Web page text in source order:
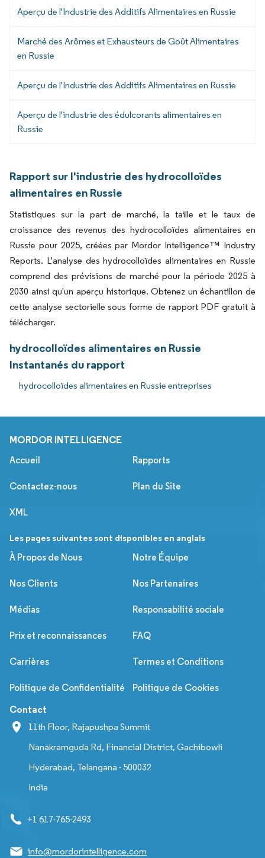
Aperçu de l'Industrie des Additifs Alimentaires en Russie
Marché des Arômes et Exhausteurs de Goût Alimentaires
en Russie
Aperçu de l'Industrie des Additifs Alimentaires en Russie
Aperçu de l'industrie des édulcorants alimentaires en
Russie
Rapport sur l'industrie des hydrocolloïdes
alimentaires en Russie
Statistiques sur la part de marché, la taille et le taux de
croissance des revenus des hydrocolloïdes alimentaires en
Russie pour 2025, créées par Mordor Intelligence™ Industry
Reports. L'analyse des hydrocolloïdes alimentaires en Russie
comprend des prévisions de marché pour la période 2025 à
2030 ainsi qu'un aperçu historique. Obtenez un échantillon de
cette analyse sectorielle sous forme de rapport PDF gratuit à
télécharger.
hydrocolloïdes alimentaires en Russie
Instantanés du rapport
hydrocolloïdes alimentaires en Russie entreprises
MORDOR INTELLIGENCE
Accueil Rapports
Contactez-nous Plan du Site
XML
Les pages suivantes sont disponibles en anglais
À Propos de Nous
Notre Équipe
Nos Clients Nos Partenaires
Médias Responsabilité sociale
Prix et reconnaissances FAQ
Carrières Termes et Conditions
Politique de Confidentialité Politique de Cookies
Contact
11th Floor, Rajapushpa Summit
Nanakramguda Rd, Financial District, Gachibowli
Hyderabad, Telangana - 500032
India
+1 617-765-2493
info@mordorintelligence.com